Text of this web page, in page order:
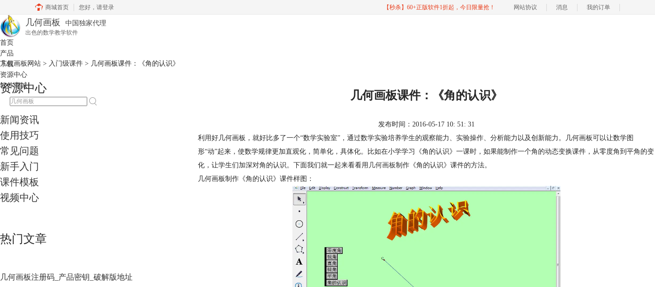
商城首页 您好， 请登录 【秒杀】60+正版软件1折起，今日限量抢！ 网站协议 消息 我的订单
几何画板 中国独家代理
出色的数学教学软件
首页
产品
下载
资源中心
软件商城
几何画板网站 > 入门级课件 > 几何画板课件：《角的认识》
资源中心
新闻资讯
使用技巧
常见问题
新手入门
课件模板
视频中心
热门文章
几何画板注册码_产品密钥_破解版地址
几何画板课件：《角的认识》
发布时间：2016-05-17 10: 51: 31
利用好几何画板，就好比多了一个“数学实验室”，通过数学实验培养学生的观察能力、实验操作、分析能力以及创新能力。几何画板可以让数学图
形“动”起来，使数学规律更加直观化，简单化，具体化。比如在小学学习《角的认识》一课时，如果能制作一个角的动态变换课件，从零度角到平角的变
化，让学生们加深对角的认识。下面我们就一起来看看用 几何画板制作《角的认识》课件的方法。
几何画板制作《角的认识》课件样图：